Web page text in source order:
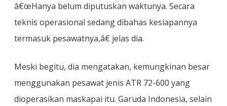
â€œHanya belum diputuskan waktunya. Secara
teknis operasional sedang dibahas kesiapannya
termasuk pesawatnya,â€ jelas dia.
Meski begitu, dia mengatakan, kemungkinan besar
menggunakan pesawat jenis ATR 72-600 yang
dioperasikan maskapai itu. Garuda Indonesia, selain